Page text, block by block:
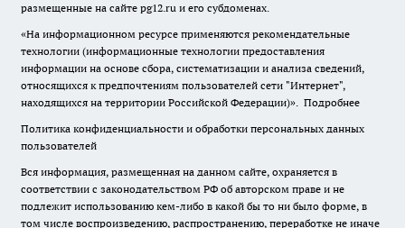
размещенные на сайте pg12.ru и его субдоменах.
«На информационном ресурсе применяются рекомендательные
технологии (информационные технологии предоставления
информации на основе сбора, систематизации и анализа сведений,
относящихся к предпочтениям пользователей сети "Интернет",
находящихся на территории Российской Федерации)». Подробнее
Политика конфиденциальности и обработки персональных данных
пользователей
Вся информация, размещенная на данном сайте, охраняется в
соответствии с законодательством РФ об авторском праве и не
подлежит использованию кем-либо в какой бы то ни было форме, в
том числе воспроизведению, распространению, переработке не иначе